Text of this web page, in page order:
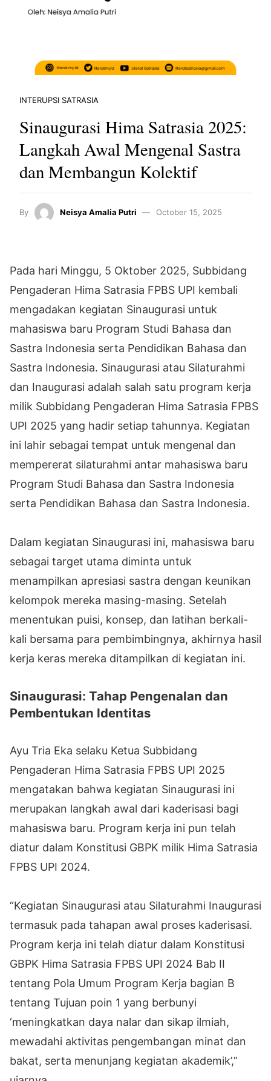
INTERUPSI SATRASIA
Sinaugurasi Hima Satrasia 2025:
Langkah Awal Mengenal Sastra
dan Membangun Kolektif
By Neisya Amalia Putri October 15, 2025
Pada hari Minggu, 5 Oktober 2025, Subbidang
Pengaderan Hima Satrasia FPBS UPI kembali
mengadakan kegiatan Sinaugurasi untuk
mahasiswa baru Program Studi Bahasa dan
Sastra Indonesia serta Pendidikan Bahasa dan
Sastra Indonesia. Sinaugurasi atau Silaturahmi
dan Inaugurasi adalah salah satu program kerja
milik Subbidang Pengaderan Hima Satrasia FPBS
UPI 2025 yang hadir setiap tahunnya. Kegiatan
ini lahir sebagai tempat untuk mengenal dan
mempererat silaturahmi antar mahasiswa baru
Program Studi Bahasa dan Sastra Indonesia
serta Pendidikan Bahasa dan Sastra Indonesia.
Dalam kegiatan Sinaugurasi ini, mahasiswa baru
sebagai target utama diminta untuk
menampilkan apresiasi sastra dengan keunikan
kelompok mereka masing-masing. Setelah
menentukan puisi, konsep, dan latihan berkali-
kali bersama para pembimbingnya, akhirnya hasil
kerja keras mereka ditampilkan di kegiatan ini.
Sinaugurasi: Tahap Pengenalan dan
Pembentukan Identitas
Ayu Tria Eka selaku Ketua Subbidang
Pengaderan Hima Satrasia FPBS UPI 2025
mengatakan bahwa kegiatan Sinaugurasi ini
merupakan langkah awal dari kaderisasi bagi
mahasiswa baru. Program kerja ini pun telah
diatur dalam Konstitusi GBPK milik Hima Satrasia
FPBS UPI 2024.
“Kegiatan Sinaugurasi atau Silaturahmi Inaugurasi
termasuk pada tahapan awal proses kaderisasi.
Program kerja ini telah diatur dalam Konstitusi
GBPK Hima Satrasia FPBS UPI 2024 Bab II
tentang Pola Umum Program Kerja bagian B
tentang Tujuan poin 1 yang berbunyi
‘meningkatkan daya nalar dan sikap ilmiah,
mewadahi aktivitas pengembangan minat dan
bakat, serta menunjang kegiatan akademik’,”